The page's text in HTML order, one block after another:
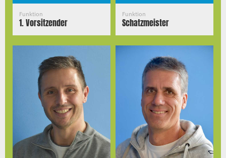
Funktion
1. Vorsitzender
Funktion
Schatzmeister